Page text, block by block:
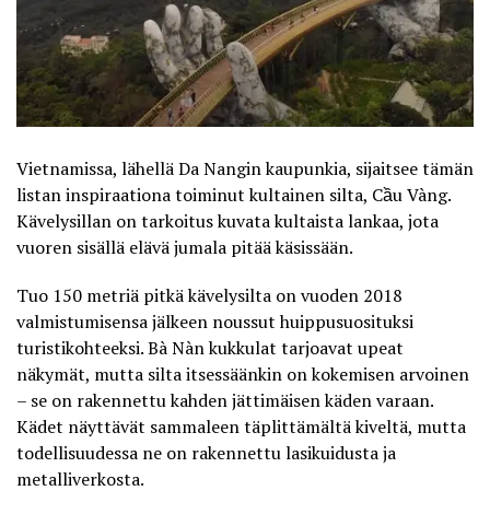
Vietnamissa, lähellä Da Nangin kaupunkia, sijaitsee tämän
listan inspiraationa toiminutkultainen silta, Cầu Vàng.
Kävelysillan on tarkoitus kuvata kultaista lankaa, jota
vuoren sisällä elävä jumala pitää käsissään.
Tuo 150 metriä pitkä kävelysilta on vuoden 2018
valmistumisensa jälkeen noussut huippusuosituksi
turistikohteeksi. Bà Nàn kukkulat tarjoavat upeat
näkymät, mutta silta itsessäänkin on kokemisen arvoinen
– se on rakennettu kahden jättimäisen käden varaan.
Kädet näyttävät sammaleen täplittämältä kiveltä, mutta
todellisuudessa ne on rakennettu lasikuidusta ja
metalliverkosta.